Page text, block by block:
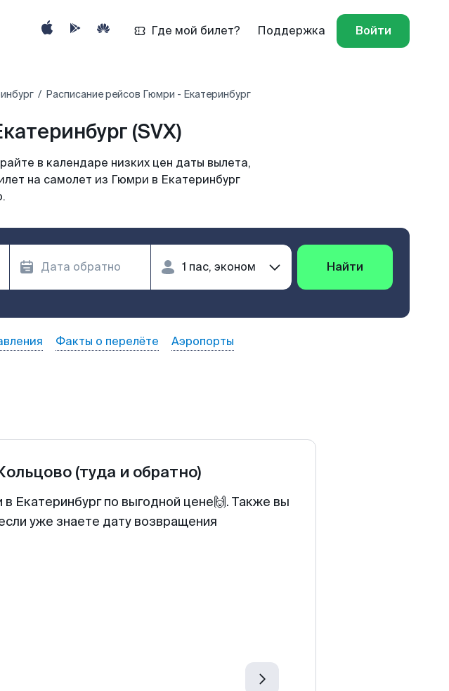
Где мой билет? Поддержка Войти
Расписание рейсов Гюмри - Екатеринбург
(SVX)
в календаре низких цен даты вылета,
на самолет из Гюмри в Екатеринбург
Найти
Факты о перелёте Аэропорты
(туда и обратно)
Екатеринбург по выгодной цене🙌. Также вы
уже знаете дату возвращения